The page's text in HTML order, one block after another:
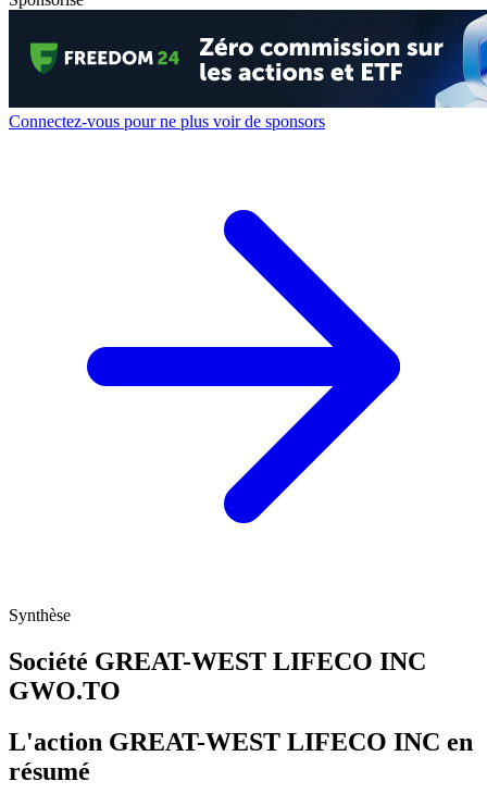
Connectez-vous pour ne plus voir de sponsors
Synthèse
Société GREAT-WEST LIFECO INC
GWO.TO
L'action GREAT-WEST LIFECO INC en
résumé